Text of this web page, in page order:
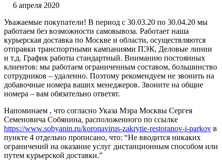
6 апреля 2020
Уважаемые покупатели! В период с 30.03.20 по 30.04.20 мы
работаем без возможности самовывоза. Работает наша
курьерская доставка по Москве и области, осуществляются
отправки транспортными кампаниями ПЭК, Деловые линии
и т.д. График работы стандартный. Вниманию постоянных
клиентов: мы работаем ограниченным составом, большинство
сотрудников – удаленно. Поэтому рекомендуем не звонить на
добавочные номера ваших менеджеров. Звоните на общие
номера – вам обязательно ответят.
Напоминаем , что согласно Указа Мэра Москвы Сергея
Семеновича Собянина, расположенного по ссылке
https://www.sobyanin.ru/koronavirus-zakrytie-restoranov-i-parkov в
пункте 4 отдельно прописано, что: “Не вводится никаких
ограничений на оказание услуг дистанционным способом или
путем курьерской доставки.”